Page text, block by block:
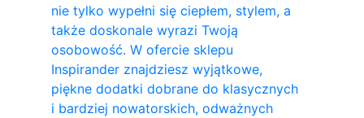
nie tylko wypełni się ciepłem, stylem, a
także doskonale wyrazi Twoją
osobowość. W ofercie sklepu
Inspirander znajdziesz wyjątkowe,
piękne dodatki dobrane do klasycznych
i bardziej nowatorskich, odważnych